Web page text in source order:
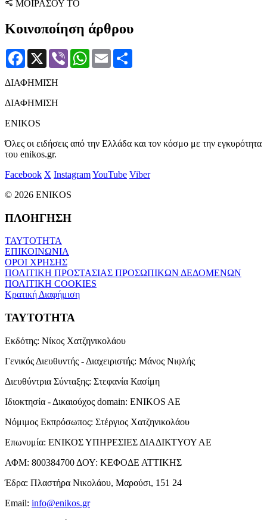
ΜΟΙΡΑΣΟΥ ΤΟ
Κοινοποίηση άρθρου
Facebook
X Viber WhatsApp
Email
ΔΙΑΦΗΜΙΣΗ
ΔΙΑΦΗΜΙΣΗ
ENIKOS
Όλες οι ειδήσεις από την Ελλάδα και τον κόσμο με την εγκυρότητα
του enikos.gr.
Facebook X InstagramYouTube Viber
© 2026 ENIKOS
ΠΛΟΗΓΗΣΗ
ΤΑΥΤΟΤΗΤΑ
ΕΠΙΚΟΙΝΩΝΙΑ
ΟΡΟΙ ΧΡΗΣΗΣ
ΠΟΛΙΤΙΚΗ ΠΡΟΣΤΑΣΙΑΣ ΠΡΟΣΩΠΙΚΩΝ ΔΕΔΟΜΕΝΩΝ
ΠΟΛΙΤΙΚΗ COOKIES
Κρατική Διαφήμιση
ΤΑΥΤΟΤΗΤΑ
Εκδότης: Νίκος Χατζηνικολάου
Γενικός Διευθυντής - Διαχειριστής: Μάνος Νιφλής
Διευθύντρια Σύνταξης: Στεφανία Κασίμη
Ιδιοκτησία - Δικαιούχος domain: ENIKOS AE
Νόμιμος Εκπρόσωπος: Στέργιος Χατζηνικολάου
Επωνυμία: ΕΝΙΚΟΣ ΥΠΗΡΕΣΙΕΣ ΔΙΑΔΙΚΤΥΟΥ ΑΕ
ΑΦΜ: 800384700 ΔΟΥ: ΚΕΦΟΔΕ ΑΤΤΙΚΗΣ
Έδρα: Πλαστήρα Νικολάου, Μαρούσι, 151 24
Email: info@enikos.gr